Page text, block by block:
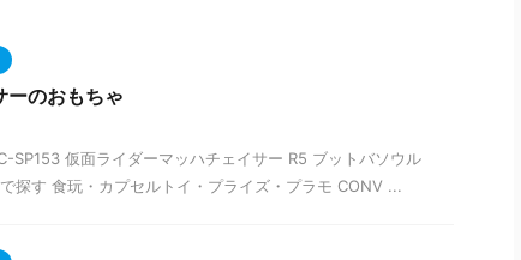
ーのおもちゃ
SP153 仮面ライダーマッハチェイサー R5 ブットバソウル
探す 食玩・カプセルトイ・プライズ・プラモ CONV ...